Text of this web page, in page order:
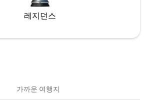
레지던스
가까운 여행지